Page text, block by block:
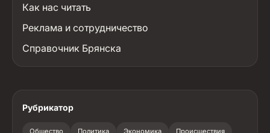
Как нас читать
Реклама и сотрудничество
Справочник Брянска
Рубрикатор
Общество Политика Экономика Происшествия